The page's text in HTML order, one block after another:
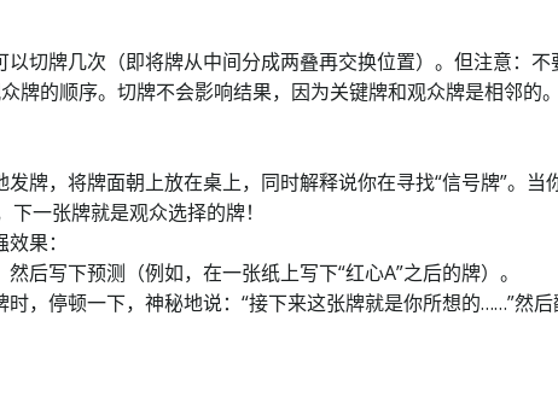
以切牌几次（即将牌从中间分成两叠再交换位置）。但注意：不
牌的顺序。切牌不会影响结果，因为关键牌和观众牌是相邻的。
牌，将牌面朝上放在桌上，同时解释说你在寻找“信号牌”。当
一张牌就是观众选择的牌！
果：
后写下预测（例如，在一张纸上写下“红心A”之后的牌）。
时，停顿一下，神秘地说：“接下来这张牌就是你所想的……”然